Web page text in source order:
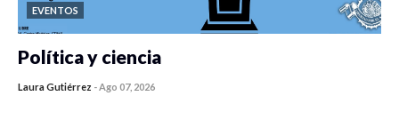
EVENTOS
Política y ciencia
Laura Gutiérrez -Ago 07, 2026